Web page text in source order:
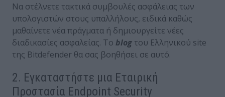
Να στέλνετε τακτικά συμβουλές ασφάλειας των
υπολογιστών στους υπαλλήλους, ειδικά καθώς
μαθαίνετε νέα πράγματα ή δημιουργείτε νέες
διαδικασίες ασφαλείας. Το blog του Ελληνικού site
της Bitdefender θα σας βοηθήσει σε αυτό.
2. Εγκαταστήστε μια Εταιρική
Προστασία Endpoint Security